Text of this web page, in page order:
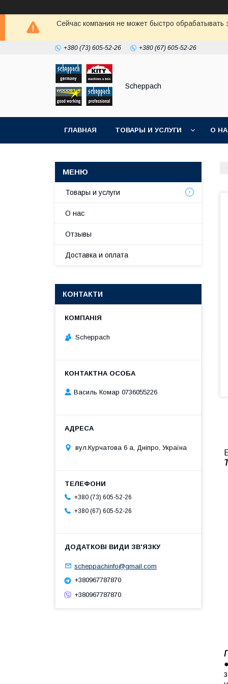
Сейчас компания не может быстро
+380 (73) 605-52-26 +380 (67) 605-52-26
Scheppach
ГЛАВНАЯ ТОВАРЫ И УСЛУГИ О
Товары и услуги
О нас
Отзывы
Доставка и оплата
КОНТАКТИ
Scheppach
Василь Комар 0736055226
вул.Курчатова 6 а, Дніпро, Україна
+380 (73) 605-52-26
+380 (67) 605-52-26
scheppachinfo@gmail.com
+380967787870
+380967787870